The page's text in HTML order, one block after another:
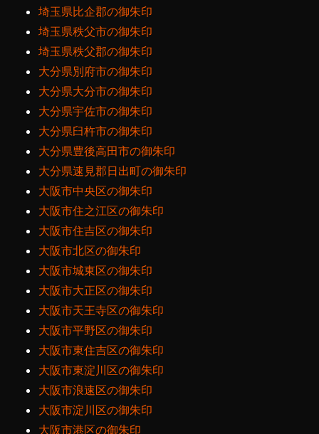
埼玉県比企郡の御朱印
埼玉県秩父市の御朱印
埼玉県秩父郡の御朱印
大分県別府市の御朱印
大分県大分市の御朱印
大分県宇佐市の御朱印
大分県臼杵市の御朱印
大分県豊後高田市の御朱印
大分県速見郡日出町の御朱印
大阪市中央区の御朱印
大阪市住之江区の御朱印
大阪市住吉区の御朱印
大阪市北区の御朱印
大阪市城東区の御朱印
大阪市大正区の御朱印
大阪市天王寺区の御朱印
大阪市平野区の御朱印
大阪市東住吉区の御朱印
大阪市東淀川区の御朱印
大阪市浪速区の御朱印
大阪市淀川区の御朱印
大阪市港区の御朱印